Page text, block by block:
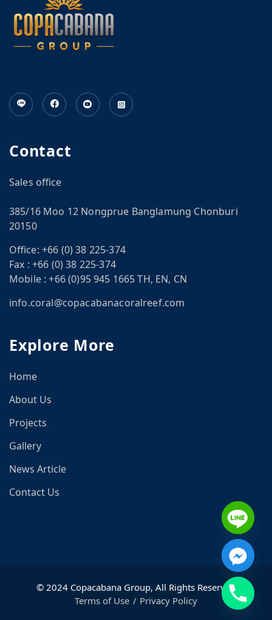
Contact
Sales office
385/16 Moo 12 Nongprue Banglamung Chonburi
20150
Office: +66 (0) 38 225-374
Fax : +66 (0) 38 225-374
Mobile :+66 (0)95 945 1665 TH, EN, CN
info.coral@copacabanacoralreef.com
Explore More
Home
About Us
Projects
Gallery
News Article
Contact Us
© 2024 Copacabana Group, All Rights Reserved
Terms of Use
Privacy Policy